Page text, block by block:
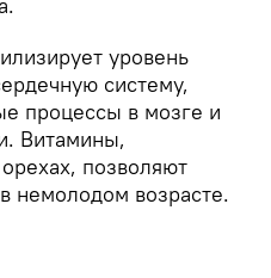
уровень
систему,
процессы в мозге и
Витамины,
позволяют
немолодом возрасте.